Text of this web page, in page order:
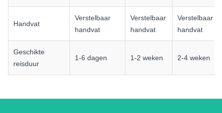
Handvat
Verstelbaar
handvat
Verstelbaar
handvat
Verstelbaar
handvat
Geschikte
reisduur
1-6 dagen 1-2 weken 2-4 weken